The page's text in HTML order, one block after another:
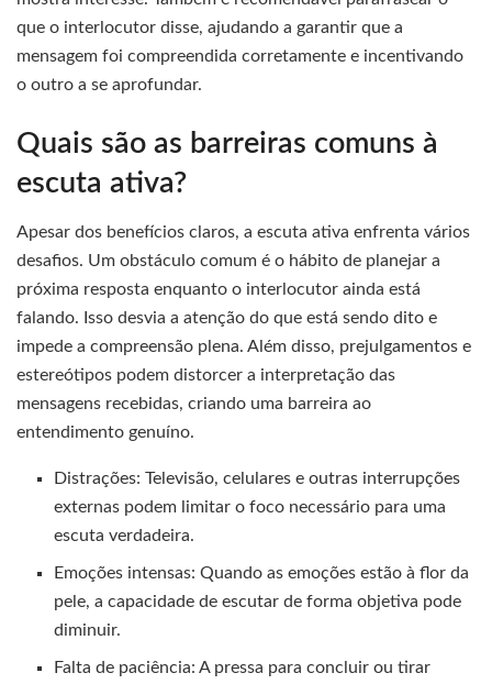
que o interlocutor disse, ajudando a garantir que a
mensagem foi compreendida corretamente e incentivando
o outro a se aprofundar.
Quais são as barreiras comuns à
escuta ativa?
Apesar dos benefícios claros, a escuta ativa enfrenta vários
desafios. Um obstáculo comum é o hábito de planejar a
próxima resposta enquanto o interlocutor ainda está
falando. Isso desvia a atenção do que está sendo dito e
impede a compreensão plena. Além disso, prejulgamentos e
estereótipos podem distorcer a interpretação das
mensagens recebidas, criando uma barreira ao
entendimento genuíno.
Distrações: Televisão, celulares e outras interrupções
externas podem limitar o foco necessário para uma
escuta verdadeira.
Emoções intensas: Quando as emoções estão à flor da
pele, a capacidade de escutar de forma objetiva pode
diminuir.
Falta de paciência: A pressa para concluir ou tirar